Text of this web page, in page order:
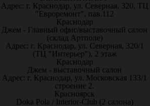
Адрес: г. Краснодар, ул. Северная, 320, ТЦ
"Евроремонт", пав.112
Краснодар
Джем - Главный офис/выставочный салон
(склад Артполе)
Адрес: г. Краснодар, ул. Северная, 320/1
(ТЦ "Интерьер"), 2 этаж
Краснодар
Джем - выставочный салон
Адрес: г. Краснодар, ул. Московская 133/1
строение 2.
Красноярск
Doka Pola / Interior-Club (2 салона)